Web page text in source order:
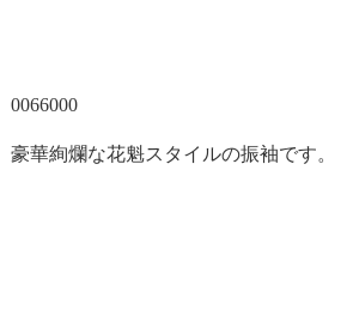
0066000
豪華絢爛な花魁スタイルの振袖です。